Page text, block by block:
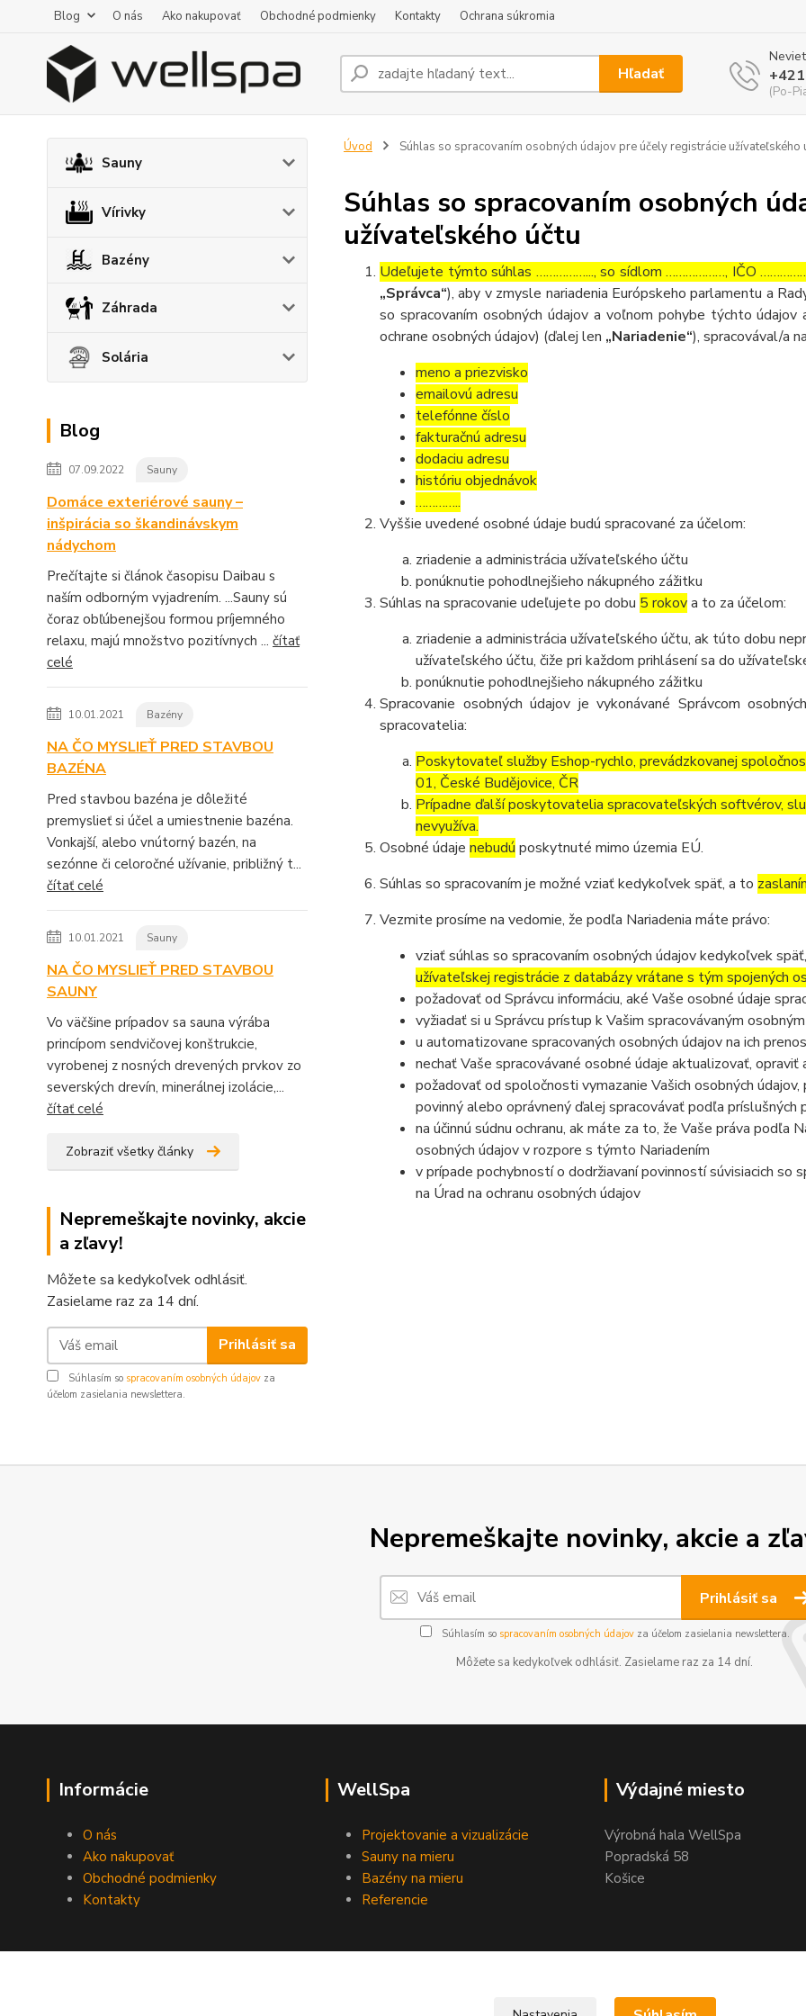
Blog O nás Ako nakupovať Obchodné podmienky Kontakty Ochrana súkromia
Hľadať
(Po-
Sauny
Vírivky
Bazény
Záhrada
Solária
Blog
07.09.2022 Sauny
Domáce exteriérové sauny –
inšpirácia so škandinávskym
nádychom
Prečítajte si článok časopisu Daibau s
naším odborným vyjadrením. ...Sauny sú
čoraz obľúbenejšou formou príjemného
relaxu, majú množstvo pozitívnych ... čítať
celé
10.01.2021 Bazény
NA ČO MYSLIEŤ PRED STAVBOU
BAZÉNA
Pred stavbou bazéna je dôležité
premyslieť si účel a umiestnenie bazéna.
Vonkajší, alebo vnútorný bazén, na
sezónne či celoročné užívanie, približný t...
čítať celé
10.01.2021 Sauny
NA ČO MYSLIEŤ PRED STAVBOU
SAUNY
Vo väčšine prípadov sa sauna výrába
princípom sendvičovej konštrukcie,
vyrobenej z nosných drevených prvkov zo
severských drevín, minerálnej izolácie,...
čítať celé
Zobraziť všetky články
Nepremeškajte novinky, akcie
a zľavy!
Môžete sa kedykoľvek odhlásiť.
Zasielame raz za 14 dní.
Prihlásiť sa
Súhlasím so spracovaním osobných údajov za
účelom zasielania newslettera.
Úvod Súhlas so spracovaním osobných údajov pre účely registrácie užívateľského
Súhlas so spracovaním osobných
užívateľského účtu
Udeľujete týmto súhlas ……………..., so sídlom ………………, IČO
„Správca“), aby v zmysle nariadenia Európskeho parlamentu a
so spracovaním osobných údajov a voľnom pohybe týchto
ochrane osobných údajov) (ďalej len „Nariadenie“), spracovával/a
meno a priezvisko
emailovú adresu
telefónne číslo
fakturačnú adresu
dodaciu adresu
históriu objednávok
…………..
Vyššie uvedené osobné údaje budú spracované za účelom:
zriadenie a administrácia užívateľského účtu
ponúknutie pohodlnejšieho nákupného zážitku
Súhlas na spracovanie udeľujete po dobu 5 rokova to za účelom:
zriadenie a administrácia užívateľského účtu, ak túto dobu
užívateľského účtu, čiže pri každom prihlásení sa do
ponúknutie pohodlnejšieho nákupného zážitku
Spracovanie osobných údajov je vykonávané Správcom
spracovatelia:
Poskytovateľ služby Eshop-rychlo, prevádzkovanej
01, České Budějovice, ČR
Prípadne ďalší poskytovatelia spracovateľských softvérov,
nevyužíva.
Osobné údaje nebudú poskytnuté mimo územia EÚ.
Súhlas so spracovaním je možné vziať kedykoľvek späť, a to
Vezmite prosíme na vedomie, že podľa Nariadenia máte právo:
vziať súhlas so spracovaním osobných údajov kedykoľvek
užívateľskej registrácie z databázy vrátane s tým spojených
požadovať od Správcu informáciu, aké Vaše osobné údaje
vyžiadať si u Správcu prístup k Vašim spracovávaným
u automatizovane spracovaných osobných údajov na ich
nechať Vaše spracovávané osobné údaje aktualizovať,
požadovať od spoločnosti vymazanie Vašich osobných
povinný alebo oprávnený ďalej spracovávať podľa príslušných
na účinnú súdnu ochranu, ak máte za to, že Vaše práva podľa
osobných údajov v rozpore s týmto Nariadením
v prípade pochybností o dodržiavaní povinností súvisiacich so
na Úrad na ochranu osobných údajov
Nepremeškajte novinky, akcie a
Prihlásiť sa
Súhlasím so spracovaním osobných údajovza účelom zasielania newslettera.
Môžete sa kedykoľvek odhlásiť. Zasielame raz za 14 dní.
Informácie
O nás
Ako nakupovať
Obchodné podmienky
Kontakty
WellSpa
Projektovanie a vizualizácie
Sauny na mieru
Bazény na mieru
Referencie
Výdajné miesto
Výrobná hala WellSpa
Popradská 58
Košice